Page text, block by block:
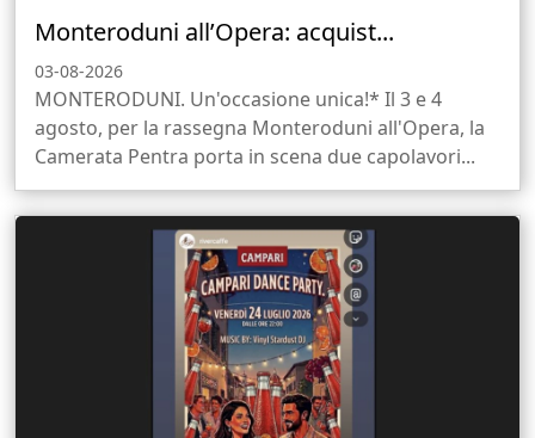
Monteroduni all’Opera: acquist...
03-08-2026
MONTERODUNI. Un'occasione unica!* Il 3 e 4
agosto, per la rassegna Monteroduni all'Opera, la
Camerata Pentra porta in scena due capolavori...